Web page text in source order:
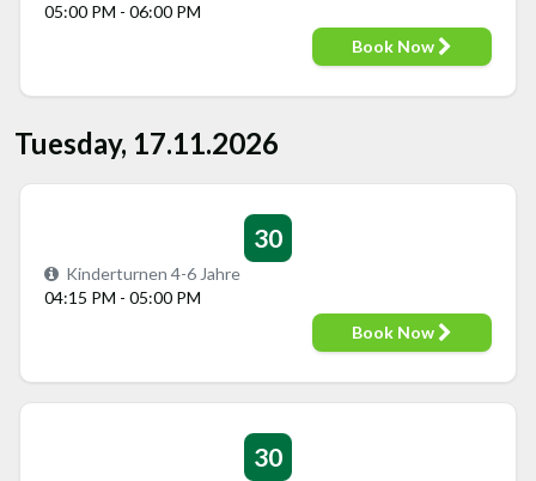
05:00 PM - 06:00 PM
Book Now
Tuesday, 17.11.2026
30
Kinderturnen 4-6 Jahre
04:15 PM - 05:00 PM
Book Now
30